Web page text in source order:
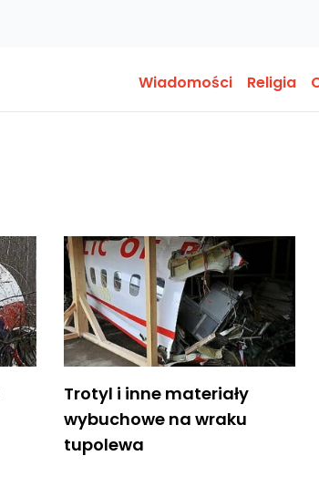
Wiadomości Religia
Trotyl i inne materiały
wybuchowe na wraku
tupolewa